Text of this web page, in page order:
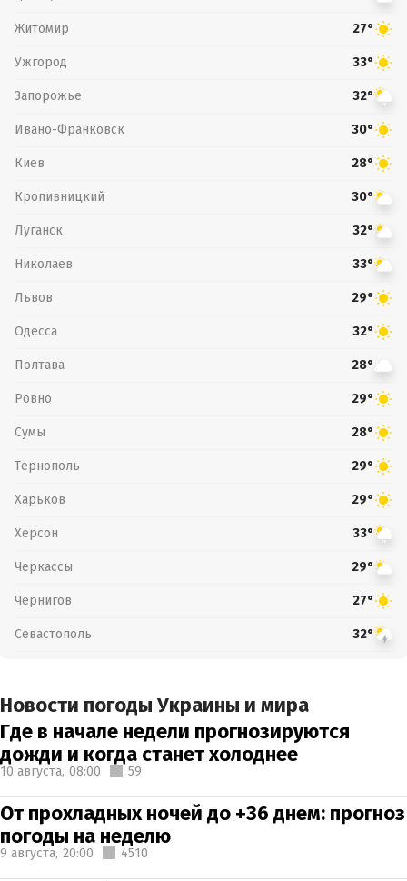
Житомир 27°
Ужгород 33°
Запорожье 32°
Ивано-Франковск 30°
Киев 28°
Кропивницкий 30°
Луганск 32°
Николаев 33°
Львов 29°
Одесса 32°
Полтава 28°
Ровно 29°
Сумы 28°
Тернополь 29°
Харьков 29°
Херсон 33°
Черкассы 29°
Чернигов 27°
Севастополь 32°
Новости погоды Украины и мира
Где в начале недели прогнозируются
дожди и когда станет холоднее
10 августа, 08:00 59
От прохладных ночей до +36 днем: прогноз
погоды на неделю
9 августа, 20:00 4510